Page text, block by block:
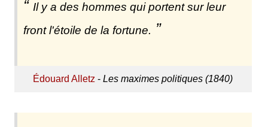
Il y a des hommes qui portent sur leur
front l'étoile de la fortune.
Édouard Alletz -Les maximes politiques (1840)